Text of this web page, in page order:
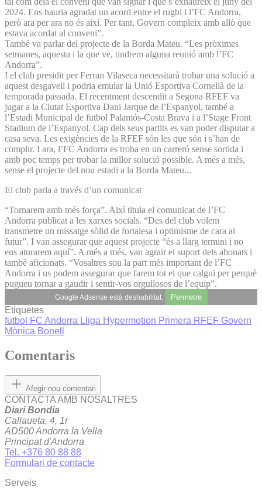
2024. Ens hauria agradat un acord entre el rugbi i l’FC Andorra,
però ara per ara no és així. Per tant, Govern compleix amb allò que
estava acordat al conveni”.
També va parlar del projecte de la Borda Mateu. “Les pròximes
setmanes, aquesta i la que ve, tindrem alguna reunió amb l’FC
Andorra”.
I el club presidit per Ferran Vilaseca necessitarà trobar una solució a
aquest desgavell i podria emular la Unió Esportiva Cornellà de la
temporada passada. El recentment descendit a Segona RFEF va
jugar a la Ciutat Esportiva Dani Jarque de l’Espanyol, també a
l’Estadi Municipal de futbol Palamós-Costa Brava i a l’Stage Front
Stadium de l’Espanyol. Cap dels seus partits es van poder disputar a
casa seva. Les exigències de la RFEF són les que són i s’han de
complir. I ara, l’FC Andorra es troba en un carreró sense sortida i
amb poc temps per trobar la millor solució possible. A més a més,
sense el projecte del nou estadi a la Borda Mateu...
El club parla a través d’un comunicat
“Tornarem amb més força”. Així titula el comunicat de l’FC
Andorra publicat a les xarxes socials. “Des del club volem
transmetre un missatge sòlid de fortalesa i optimisme de cara al
futur”. I van assegurar que aquest projecte “és a llarg termini i no
ens aturarem aquí”. A més a més, van agrair el suport dels abonats i
també aficionats. “Vosaltres sou la part més important de l’FC
Andorra i us podem assegurar que farem tot el que calgui per perquè
pugueu tornar a gaudir i sentir-vos orgullosos de l’equip”.
Google Adsense està deshabilitat. Permetre
Etiquetes
futbol FC Andorra Lliga Hypermotion Primera RFEF Govern
Mònica Bonell
Comentaris
Afegir nou comentari
CONTACTA AMB NOSALTRES
Diari Bondia
Callaueta, 4, 1r
AD500 Andorra la Vella
Principat d'Andorra
Tel. +376 80 88 88
Formulari de contacte
Serveis